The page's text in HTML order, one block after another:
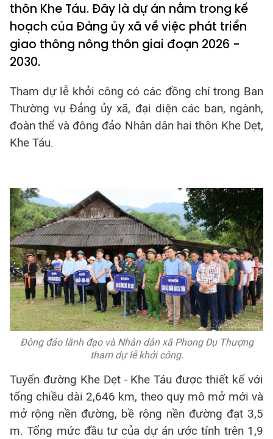
thôn Khe Táu. Đây là dự án nằm trong kế
hoạch của Đảng ủy xã về việc phát triển
giao thông nông thôn giai đoạn 2026 -
2030.
Tham dự lễ khởi công có các đồng chí trong Ban
Thường vụ Đảng ủy xã, đại diện các ban, ngành,
đoàn thể và đông đảo Nhân dân hai thôn Khe Dẹt,
Khe Táu.
Đông đảo lãnh đạo và Nhân dân xã Phong Dụ Thượng
tham dự lễ khởi công.
Tuyến đường Khe Dẹt - Khe Táu được thiết kế với
tổng chiều dài 2,646 km, theo quy mô mở mới và
mở rộng nền đường, bề rộng nền đường đạt 3,5
m. Tổng mức đầu tư của dự án ước tính trên 1,9